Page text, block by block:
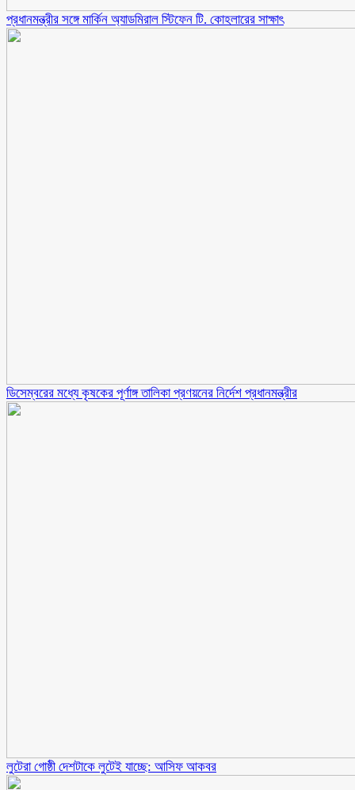
প্রধানমন্ত্রীর সঙ্গে মার্কিন অ্যাডমিরাল স্টিফেন টি. কোহলারের সাক্ষাৎ
ডিসেম্বরের মধ্যে কৃষকের পূর্ণাঙ্গ তালিকা প্রণয়নের নির্দেশ প্রধানমন্ত্রীর
লুটেরা গোষ্ঠী দেশটাকে লুটেই যাচ্ছে: আসিফ আকবর